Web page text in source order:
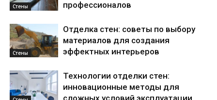
Стены профессионалов
Стены
Отделка стен: советы по выбору
материалов для создания
эффектных интерьеров
Технологии отделки стен:
инновационные методы для